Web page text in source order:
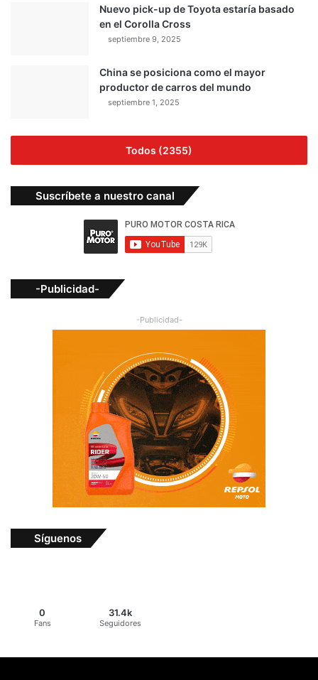
Nuevo pick-up de Toyota estaría basado
en el Corolla Cross
septiembre 9, 2025
China se posiciona como el mayor
productor de carros del mundo
septiembre 1, 2025
Todos (2355)
Suscríbete a nuestro canal
-Publicidad-
-Publicidad-
Síguenos
0
Fans
31.4k
Seguidores